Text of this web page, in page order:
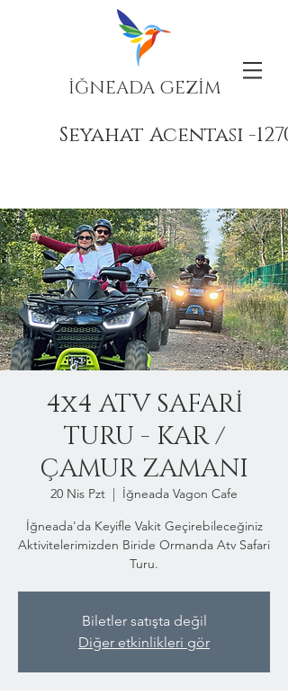
İĞNEADA GEZİM
Seyahat Acentası -
4x4 ATV SAFARİ
TURU - KAR /
ÇAMUR ZAMANI
20 Nis Pzt
  |
İğneada Vagon Cafe
İğneada'da Keyifle Vakit Geçirebileceğiniz
Aktivitelerimizden Biride Ormanda Atv Safari
Turu.
Biletler satışta değil
Diğer etkinlikleri gör